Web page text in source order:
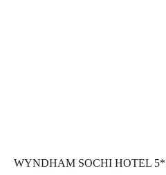
WYNDHAM SOCHI HOTEL